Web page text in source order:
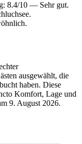
8.4/10 — Sehr gut.
ausgewählt, die
haben. Diese
Komfort, Lage und
9. August 2026.